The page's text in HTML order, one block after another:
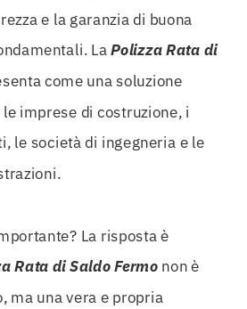
e la garanzia di buona
LaPolizza Rata di
come una soluzione
imprese di costruzione, i
le società di ingegneria e le
La risposta è
Rata di Saldo Fermo non è
ma una vera e propria